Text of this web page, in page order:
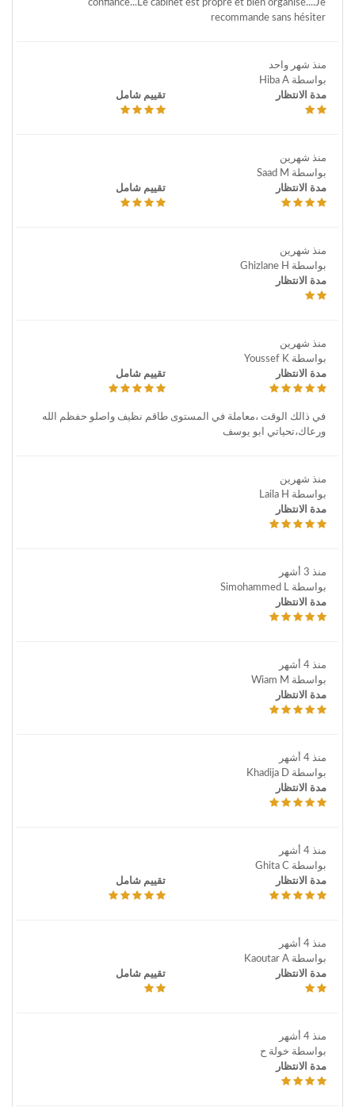
confiance...Le cabinet est propre et bien organisé....Je
recommande sans hésiter
منذ شهر واحد
بواسطة Hiba A
مدة الانتظار
تقييم شامل
منذ شهرين
بواسطة Saad M
مدة الانتظار
تقييم شامل
منذ شهرين
بواسطة Ghizlane H
مدة الانتظار
منذ شهرين
بواسطة Youssef K
مدة الانتظار
تقييم شامل
في ذالك الوقت ،معاملة في المستوى طاقم نظيف واصلو حفظم الله
ورعاك،تحياتي ابو يوسف
منذ شهرين
بواسطة Laila H
مدة الانتظار
منذ 3 أشهر
بواسطة Simohammed L
مدة الانتظار
منذ 4 أشهر
بواسطة Wiam M
مدة الانتظار
منذ 4 أشهر
بواسطة Khadija D
مدة الانتظار
منذ 4 أشهر
بواسطة Ghita C
مدة الانتظار
تقييم شامل
منذ 4 أشهر
بواسطة Kaoutar A
مدة الانتظار
تقييم شامل
منذ 4 أشهر
بواسطة خولة ح
مدة الانتظار